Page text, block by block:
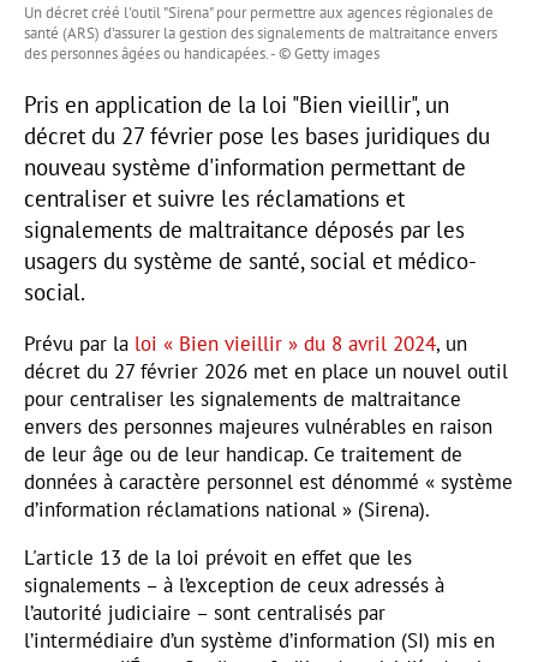
Un décret créé l'outil "Sirena" pour permettre aux agences régionales de
santé (ARS) d'assurer la gestion des signalements de maltraitance envers
des personnes âgées ou handicapées. - © Getty images
Pris en application de la loi "Bien vieillir", un
décret du 27 février pose les bases juridiques du
nouveau système d'information permettant de
centraliser et suivre les réclamations et
signalements de maltraitance déposés par les
usagers du système de santé, social et médico-
social.
Prévu par la loi « Bien vieillir » du 8 avril 2024, un
décret du 27 février 2026 met en place un nouvel outil
pour centraliser les signalements de maltraitance
envers des personnes majeures vulnérables en raison
de leur âge ou de leur handicap. Ce traitement de
données à caractère personnel est dénommé « système
d’information réclamations national » (Sirena).
L'article 13 de la loi prévoit en effet que les
signalements – à l’exception de ceux adressés à
l’autorité judiciaire – sont centralisés par
l’intermédiaire d’un système d’information (SI) mis en